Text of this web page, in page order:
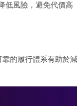
低風險，避免代價高
的履行體系有助於減